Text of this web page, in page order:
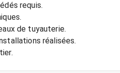
requis.
de tuyauterie.
réalisées.